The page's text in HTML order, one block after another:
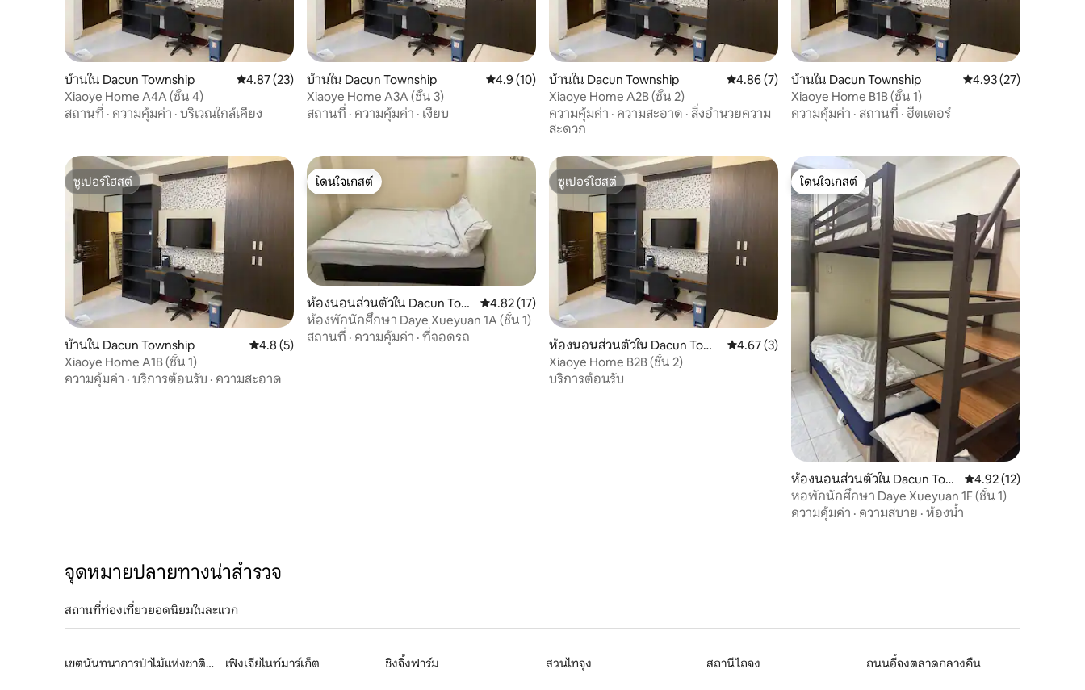
บ้านใน Dacun Township คะแนนเฉลี่ย 4.87 จาก 5, 23 รีวิว
4.87 (23)
Xiaoye Home A4A (ชั้น 4)
สถานที่ · ความคุ้มค่า · บริเวณใกล้เคียง
บ้านใน Dacun Township คะแนนเฉลี่ย 4.9 จาก 5, 10 รีวิว
4.9 (10)
Xiaoye Home A3A (ชั้น 3)
สถานที่ · ความคุ้มค่า · เงียบ
บ้านใน Dacun Township คะแนนเฉลี่ย 4.86 จาก 5, 7 รีวิว
4.86 (7)
Xiaoye Home A2B (ชั้น 2)
ความคุ้มค่า · ความสะอาด · สิ่งอำนวยความ
สะดวก
บ้านใน Dacun Township คะแนนเฉลี่ย 4.93 จาก
4.93 (27)
Xiaoye Home B1B (ชั้น 1)
ความคุ้มค่า · สถานที่ · ฮีตเตอร์
ซูเปอร์โฮสต์
ซูเปอร์โฮสต์
บ้านใน Dacun Township คะแนนเฉลี่ย 4.8 จาก 5, 5 รีวิว
4.8 (5)
Xiaoye Home A1B (ชั้น 1)
ความคุ้มค่า · บริการต้อนรับ · ความสะอาด
โดนใจเกสต์
โดนใจเกสต์
ห้องนอนส่วนตัวใน Dacun Tow
nship
คะแนนเฉลี่ย 4.82 จาก 5, 17 รีวิว
4.82 (17)
ห้องพักนักศึกษา Daye Xueyuan 1A (ชั้น 1)
สถานที่ · ความคุ้มค่า · ที่จอดรถ
ซูเปอร์โฮสต์
ซูเปอร์โฮสต์
ห้องนอนส่วนตัวใน Dacun Town
ship
คะแนนเฉลี่ย 4.67 จาก 5, 3 รีวิว
4.67 (3)
Xiaoye Home B2B (ชั้น 2)
บริการต้อนรับ
โดนใจเกสต์
โดนใจเกสต์
ห้องนอนส่วนตัวใน Dacun Tow
nship
คะแนนเฉลี่ย 4.92 จาก
4.92 (12)
หอพักนักศึกษา Daye Xueyuan 1F (ชั้น 1)
ความคุ้มค่า · ความสบาย · ห้องน้ำ
จุดหมายปลายทางน่าสำรวจ
สถานที่ท่องเที่ยวยอดนิยมในละแวก
เขตนันทนาการป่าไม้แห่งชาติอาหลี่ซาน เฟิงเจียไนท์มาร์เก็ต ชิงจิ้งฟาร์ม สวนไทจุง สถานีไถจง ถนนอี้จงตลาดกลางคืน